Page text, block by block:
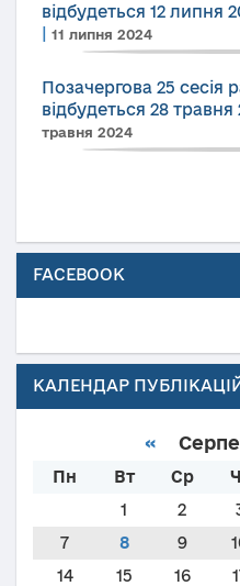
відбудеться 12 липня
11 липня 2024
Позачергова 25 сесія
відбудеться 28 травня
травня 2024
FACEBOOK
КАЛЕНДАР
«
Пн Вт Ср
1
2
7
8 9
14
15 16